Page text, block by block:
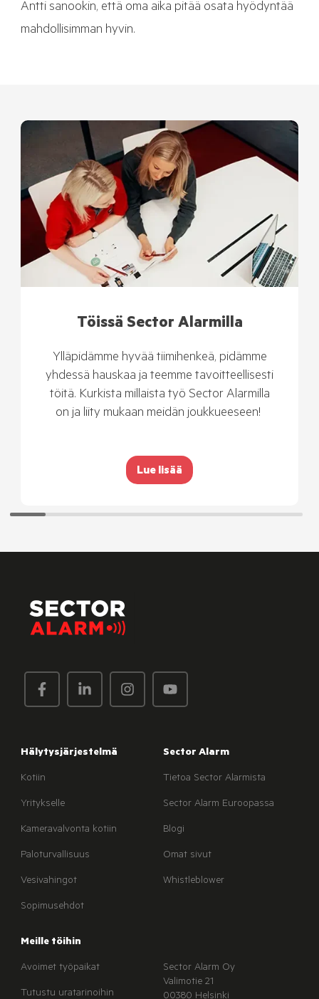
Antti sanookin, että oma aika pitää osata hyödyntää
mahdollisimman hyvin.
Töissä Sector Alarmilla
Ylläpidämme hyvää tiimihenkeä, pidämme
yhdessä hauskaa ja teemme tavoitteellisesti
töitä. Kurkista millaista työ Sector Alarmilla
on ja liity mukaan meidän joukkueeseen!
Lue lisää
Hälytysjärjestelmä
Kotiin
Yritykselle
Kameravalvonta kotiin
Paloturvallisuus
Vesivahingot
Sopimusehdot
Sector Alarm
Tietoa Sector Alarmista
Sector Alarm Euroopassa
Blogi
Omat sivut
Whistleblower
Meille töihin
Avoimet työpaikat
Tutustu uratarinoihin
Sector Alarm Oy
Valimotie 21
00380 Helsinki